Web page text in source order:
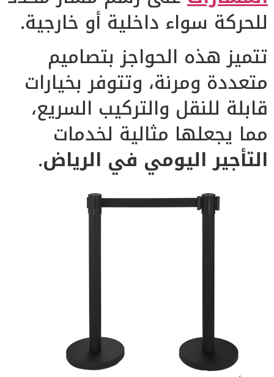
للحركة سواء داخلية أو خارجية.
تتميز هذه الحواجز بتصاميم
متعددة ومرنة، وتتوفر بخيارات
قابلة للنقل والتركيب السريع،
مما يجعلها مثالية لخدمات
التأجير اليومي في الرياض.